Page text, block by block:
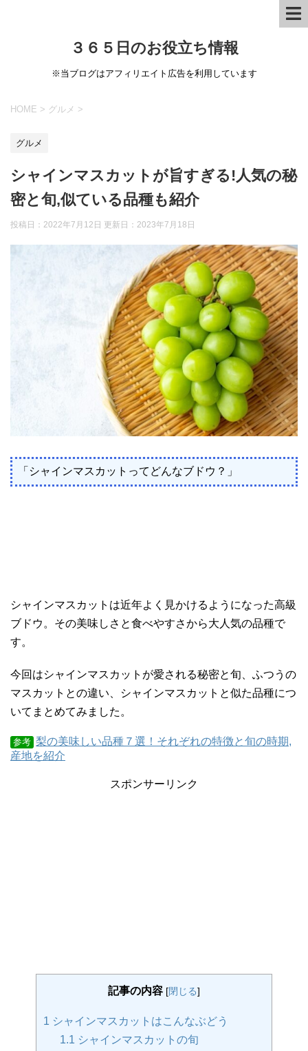
３６５日のお役立ち情報
※当ブログはアフィリエイト広告を利用しています
HOME > グルメ >
グルメ
シャインマスカットが旨すぎる!人気の秘
密と旬,似ている品種も紹介
投稿日：2022年7月12日 更新日： 2023年7月18日
「シャインマスカットってどんなブドウ？」
シャインマスカットは近年よく見かけるようになった高級
ブドウ。その美味しさと食べやすさから大人気の品種で
す。
今回はシャインマスカットが愛される秘密と旬、ふつうの
マスカットとの違い、シャインマスカットと似た品種につ
いてまとめてみました。
参考 梨の美味しい品種７選！それぞれの特徴と旬の時期,
産地を紹介
スポンサーリンク
記事の内容 [閉じる]
1 シャインマスカットはこんなぶどう
1.1 シャインマスカットの旬